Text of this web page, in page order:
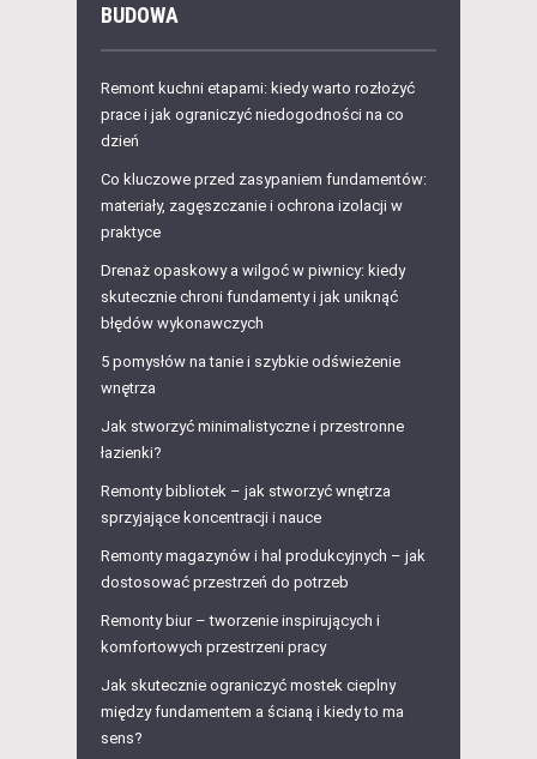
BUDOWA
Remont kuchni etapami: kiedy warto rozłożyć
prace i jak ograniczyć niedogodności na co
dzień
Co kluczowe przed zasypaniem fundamentów:
materiały, zagęszczanie i ochrona izolacji w
praktyce
Drenaż opaskowy a wilgoć w piwnicy: kiedy
skutecznie chroni fundamenty i jak uniknąć
błędów wykonawczych
5 pomysłów na tanie i szybkie odświeżenie
wnętrza
Jak stworzyć minimalistyczne i przestronne
łazienki?
Remonty bibliotek – jak stworzyć wnętrza
sprzyjające koncentracji i nauce
Remonty magazynów i hal produkcyjnych – jak
dostosować przestrzeń do potrzeb
Remonty biur – tworzenie inspirujących i
komfortowych przestrzeni pracy
Jak skutecznie ograniczyć mostek cieplny
między fundamentem a ścianą i kiedy to ma
sens?